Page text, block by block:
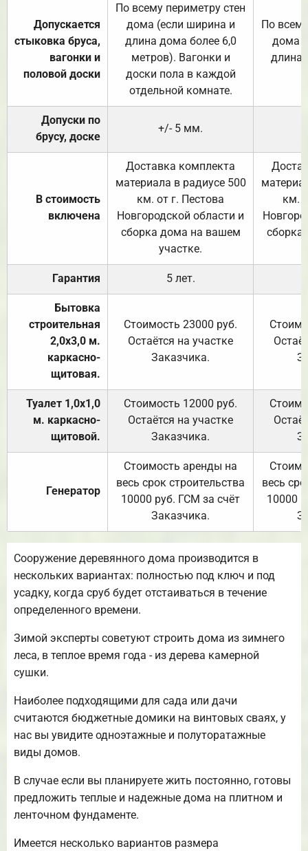
Допускается
стыковка бруса,
вагонки и
половой доски
По всему периметру стен
дома (если ширина и
длина дома более 6,0
метров). Вагонки и
доски пола в каждой
отдельной комнате.
По
дома
длина
Допуски по
брусу, доске
+/- 5 мм.
В стоимость
включена
Доставка комплекта
материала в радиусе 500
км. от г. Пестова
Новгородской области и
сборка дома на вашем
участке.
км.
Гарантия 5 лет.
Бытовка
строительная
2,0х3,0 м.
каркасно-
щитовая.
Стоимость 23000 руб.
Остаётся на участке
Заказчика.
Туалет 1,0х1,0
м. каркасно-
щитовой.
Стоимость 12000 руб.
Остаётся на участке
Заказчика.
Генератор
Стоимость аренды на
весь срок строительства
10000 руб. ГСМ за счёт
Заказчика.
весь
10000
Сооружение деревянного дома производится в
нескольких вариантах: полностью под ключ и под
усадку, когда сруб будет отстаиваться в течение
определенного времени.
Зимой эксперты советуют строить дома из зимнего
леса, в теплое время года - из дерева камерной
сушки.
Наиболее подходящими для сада или дачи
считаются бюджетные домики на винтовых сваях, у
нас вы увидите одноэтажные и полуторатажные
виды домов.
В случае если вы планируете жить постоянно, готовы
предложить теплые и надежные дома на плитном и
ленточном фундаменте.
Имеется несколько вариантов размера